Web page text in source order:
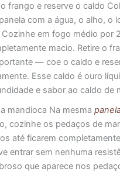
frango e reserve o caldo
com a água, o alho, o
Cozinhe em fogo médio por
macio. Retire o
— coe o caldo e
Esse caldo é ouro
e sabor ao caldo de
mandioca Na mesma
cozinhe os pedaços de
até ficarem
entrar sem nenhuma
que aparece nos